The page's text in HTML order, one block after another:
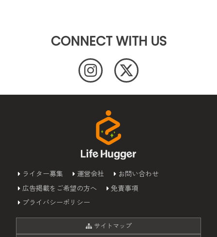
CONNECT WITH US
ライター募集 運営会社
お問い合わせ
広告掲載をご希望の方へ
免責事項
プライバシーポリシー
サイトマップ